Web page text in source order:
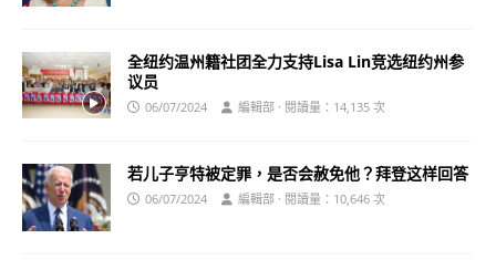
全纽约温州籍社团全力支持Lisa Lin竞选纽约州参
议员
06/07/2024 編輯部 · 閱讀量：14,135 次
若儿子亨特被定罪，是否会赦免他？拜登这样回答
06/07/2024 編輯部 · 閱讀量：10,646 次